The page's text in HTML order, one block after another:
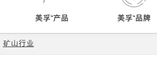
美孚™产品 美孚™品牌
矿山行业